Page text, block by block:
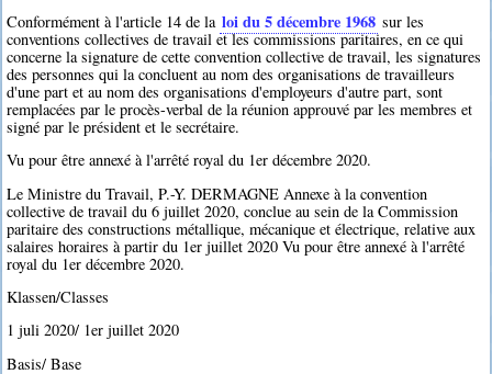
Conformément à l'article 14 de la loi du 5 décembre 1968 sur les
conventions collectives de travail et les commissions paritaires, en ce qui
concerne la signature de cette convention collective de travail, les signatures
des personnes qui la concluent au nom des organisations de travailleurs
d'une part et au nom des organisations d'employeurs d'autre part, sont
remplacées par le procès-verbal de la réunion approuvé par les membres et
signé par le président et le secrétaire.
Vu pour être annexé à l'arrêté royal du 1er décembre 2020.
Le Ministre du Travail, P.-Y. DERMAGNE Annexe à la convention
collective de travail du 6 juillet 2020, conclue au sein de la Commission
paritaire des constructions métallique, mécanique et électrique, relative aux
salaires horaires à partir du 1er juillet 2020 Vu pour être annexé à l'arrêté
royal du 1er décembre 2020.
Klassen/Classes
1 juli 2020/ 1er juillet 2020
Basis/ Base